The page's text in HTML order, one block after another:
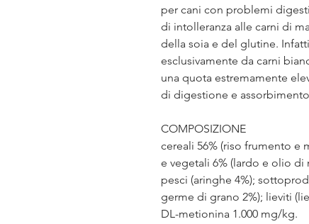
per cani con problemi
di intolleranza alle carni di
della soia e del glutine.
esclusivamente da carni
una quota estremamente
di digestione e
COMPOSIZIONE
cereali 56% (riso frumento e
e vegetali 6% (lardo e olio
pesci (aringhe 4%);
germe di grano 2%); lieviti
DL-metionina 1.000 mg/kg.